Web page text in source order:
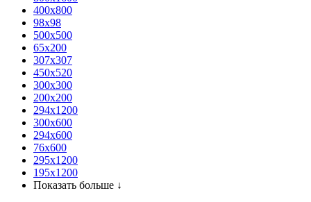
400х800
98x98
500x500
65x200
307x307
450x520
300x300
200x200
294x1200
300x600
294x600
76х600
295х1200
195х1200
Показать больше ↓